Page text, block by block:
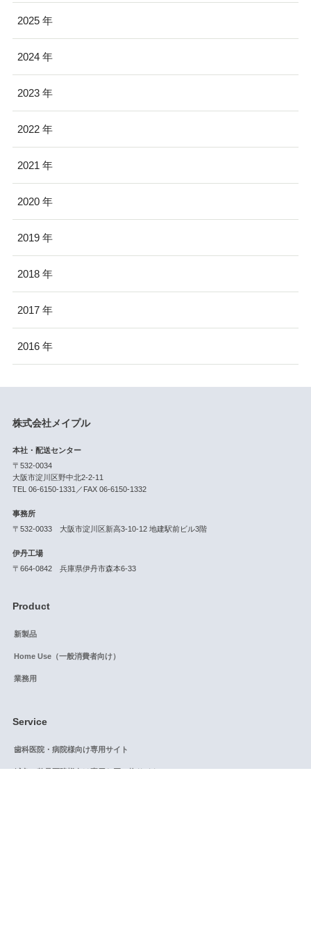
2025
2024
2023
2022
2021
2020
2019
2018
2017
2016
株式会社メイプル
本社・配送センター
〒532-0034
大阪市淀川区野中北2-2-11
TEL 06-6150-1331／FAX 06-6150-1332
事務所
〒532-0033 大阪市淀川区新高3-10-12 地建駅前ビル3階
伊丹工場
〒664-0842 兵庫県伊丹市森本6-33
Product
新製品
Home Use（一般消費者向け）
業務用
Service
歯科医院・病院様向け専用サイト
鍼灸・整骨医院様向け専用お買い物サイト